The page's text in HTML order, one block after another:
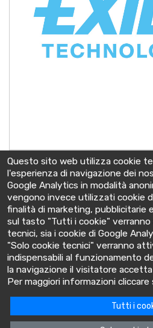
6OPzS600LAD
2 V - C10 680 Ah
147x208x686 mm
Via Cooperativa lime, 14 -
P.IVA:
Questo sito web utilizza cookie
l'esperienza di navigazione dei
Google Analytics in modalità
vengono invece utilizzati cookie
finalità di marketing, pubblicitarie
sul tasto "Tutti i cookie"
tecnici, sia i cookie di Google
"Solo cookie tecnici" verranno
indispensabili al funzionamento
la navigazione il visitatore
Per maggiori informazioni cliccare
Tutti i